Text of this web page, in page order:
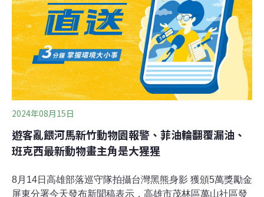
相關數值符合空品標準，但將依違反空氣污染防制法開罰
10萬至2000萬元。（聯合報報導）
2024年08月15日
遊客亂餵河馬新竹動物園報警、菲油輪翻覆漏油、
班克西最新動物畫主角是大猩猩
8月14日高雄部落巡守隊拍攝台灣黑熊身影 獲頒5萬獎勵金
屏東分署今天發布新聞稿表示，高雄市茂林區萬山社區發